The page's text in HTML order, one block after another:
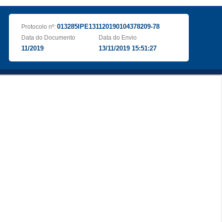
Protocolo nº: 013285IPE131120190104378209-78
Data do Documento
11/2019
Data do Envio
13/11/2019 15:51:27